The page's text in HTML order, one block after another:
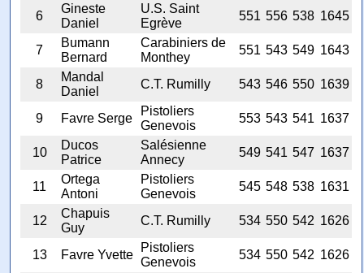
6
Gineste
Daniel
U.S. Saint
Egrève
551 556 538 1645
7
Bumann
Bernard
Carabiniers de
Monthey
551 543 549 1643
8
Mandal
Daniel
C.T. Rumilly 543 546 550 1639
9 Favre Serge
Pistoliers
Genevois
553 543 541 1637
10
Ducos
Patrice
Salésienne
Annecy
549 541 547 1637
11
Ortega
Antoni
Pistoliers
Genevois
545 548 538 1631
12
Chapuis
Guy
C.T. Rumilly 534 550 542 1626
13 Favre Yvette
Pistoliers
Genevois
534 550 542 1626